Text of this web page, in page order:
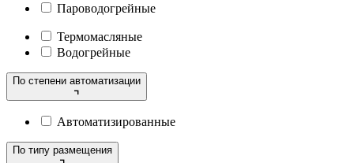
Пароводогрейные
Термомасляные
Водогрейные
По степени автоматизации
Автоматизированные
По типу размещения